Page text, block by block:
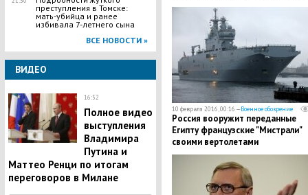
преступления в Томске:
мать-убийца и ранее
избивала 7-летнего сына
ВСЕ НОВОСТИ »
ВИДЕО
16:52
Полное видео
выступления
Владимира
Путина и
Маттео Ренци по итогам
переговоров в Милане
косметолога
10 февраля 2016, 00:16 —Военное обозрение
Россия вооружит переданные
Египту французские "Мистрали"
своими вертолетами